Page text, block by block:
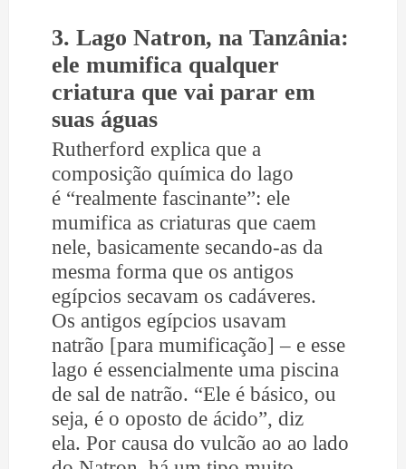
3. Lago Natron, na Tanzânia:
ele mumifica qualquer
criatura que vai parar em
suas águas
Rutherford explica que a
composição química do lago
é “realmente fascinante”: ele
mumifica as criaturas que caem
nele, basicamente secando-as da
mesma forma que os antigos
egípcios secavam os cadáveres.
Os antigos egípcios usavam
natrão [para mumificação] – e esse
lago é essencialmente uma piscina
de sal de natrão. “Ele é básico, ou
seja, é o oposto de ácido”, diz
ela. Por causa do vulcão ao ao lado